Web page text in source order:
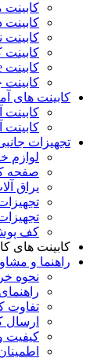
کابینت
کابینت
کابینت In-Frame
کابینت های
کابینت
کابینت
تجهیزات
لوازم
صفحه
یراق
کف
کابینت های
راهنما و
نحوه
تفاوت
ارسال
کیفیت